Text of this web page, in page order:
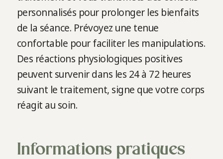
personnalisés pour prolonger les bienfaits
de la séance. Prévoyez une tenue
confortable pour faciliter les manipulations.
Des réactions physiologiques positives
peuvent survenir dans les 24 à 72 heures
suivant le traitement, signe que votre corps
réagit au soin.
Informations pratiques